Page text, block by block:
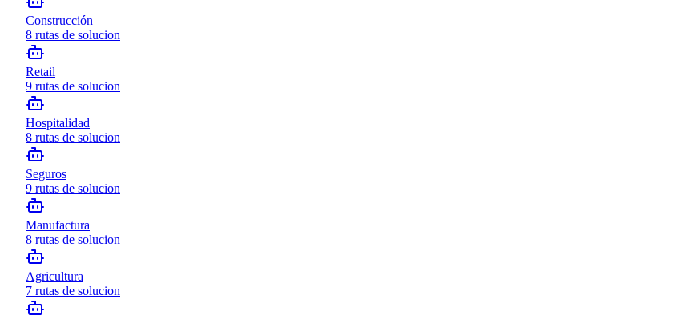
Construcción
8 rutas de solucion
Retail
9 rutas de solucion
Hospitalidad
8 rutas de solucion
Seguros
9 rutas de solucion
Manufactura
8 rutas de solucion
Agricultura
7 rutas de solucion